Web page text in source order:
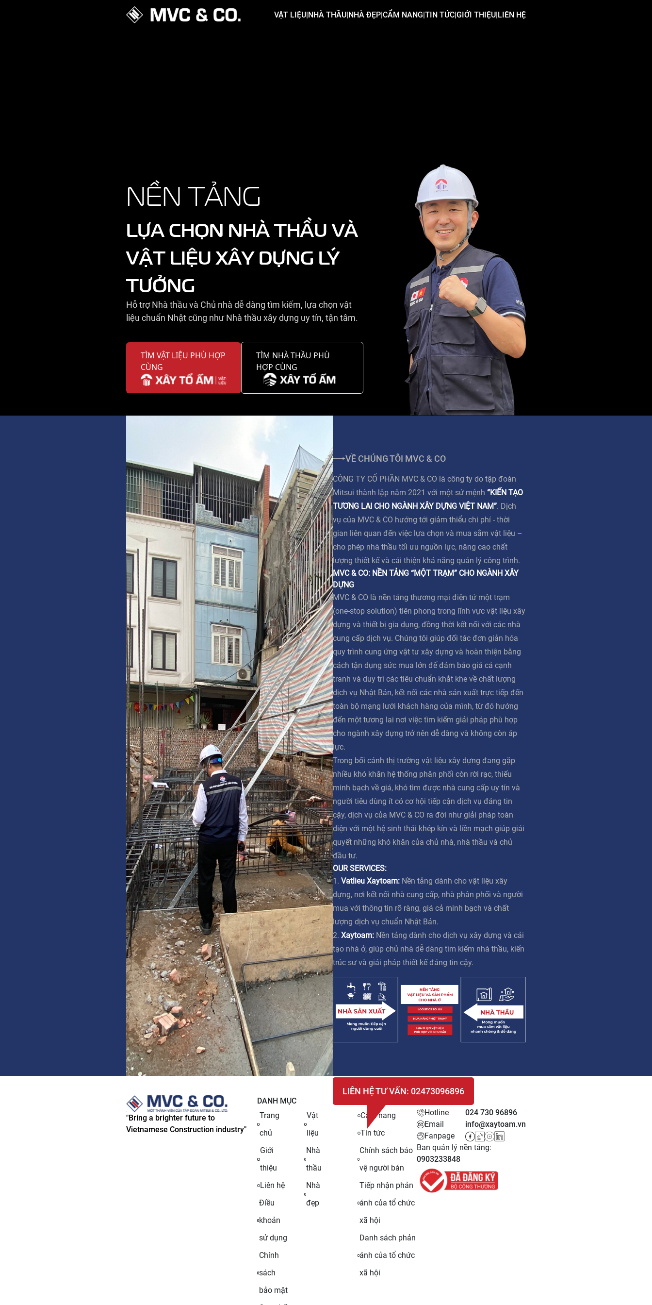
VẬT LIỆU|NHÀ THẦU|NHÀ ĐẸP|CẨM NANG|TIN TỨC|GIỚI THIỆU|LIÊN HỆ
NỀN TẢNG
LỰA CHỌN NHÀ THẦU VÀ
VẬT LIỆU XÂY DỰNG LÝ
TƯỞNG
Hỗ trợ Nhà thầu và Chủ nhà dễ dàng tìm kiếm, lựa chọn vật
liệu chuẩn Nhật cũng như Nhà thầu xây dựng uy tín, tận tâm.
TÌM VẬT LIỆU PHÙ HỢP
CÙNG
TÌM NHÀ THẦU PHÙ
HỢP CÙNG
VỀ CHÚNG TÔI MVC & CO
CÔNG TY CỔ PHẦN MVC & CO là công ty do tập đoàn
Mitsui thành lập năm 2021 với một sứ mệnh “KIẾN TẠO
TƯƠNG LAI CHO NGÀNH XÂY DỰNG VIỆT NAM”. Dịch
vụ của MVC & CO hướng tới giảm thiểu chi phí - thời
gian liên quan đến việc lựa chọn và mua sắm vật liệu –
cho phép nhà thầu tối ưu nguồn lực, nâng cao chất
lượng thiết kế và cải thiện khả năng quản lý công trình.
MVC & CO: NỀN TẢNG “MỘT TRẠM” CHO NGÀNH XÂY
DỰNG
MVC & CO là nền tảng thương mại điện tử một trạm
(one-stop solution) tiên phong trong lĩnh vực vật liệu xây
dựng và thiết bị gia dụng, đồng thời kết nối với các nhà
cung cấp dịch vụ. Chúng tôi giúp đối tác đơn giản hóa
quy trình cung ứng vật tư xây dựng và hoàn thiện bằng
cách tận dụng sức mua lớn để đảm bảo giá cả cạnh
tranh và duy trì các tiêu chuẩn khắt khe về chất lượng
dịch vụ Nhật Bản, kết nối các nhà sản xuất trực tiếp đến
toàn bộ mạng lưới khách hàng của mình, từ đó hướng
đến một tương lai nơi việc tìm kiếm giải pháp phù hợp
cho ngành xây dựng trở nên dễ dàng và không còn áp
lực.
Trong bối cảnh thị trường vật liệu xây dựng đang gặp
nhiều khó khăn hệ thống phân phối còn rời rạc, thiếu
minh bạch về giá, khó tìm được nhà cung cấp uy tín và
người tiêu dùng ít có cơ hội tiếp cận dịch vụ đáng tin
cậy, dịch vụ của MVC & CO ra đời như giải pháp toàn
diện với một hệ sinh thái khép kín và liền mạch giúp giải
quyết những khó khăn của chủ nhà, nhà thầu và chủ
đầu tư.
OUR SERVICES:
1. Vatlieu Xaytoam: Nền tảng dành cho vật liệu xây
dựng, nơi kết nối nhà cung cấp, nhà phân phối và người
mua với thông tin rõ ràng, giá cả minh bạch và chất
lượng dịch vụ chuẩn Nhật Bản.
2. Xaytoam: Nền tảng dành cho dịch vụ xây dựng và cải
tạo nhà ở, giúp chủ nhà dễ dàng tìm kiếm nhà thầu, kiến
trúc sư và giải pháp thiết kế đáng tin cậy.
LIÊN HỆ TƯ VẤN: 02473096896
"Bring a brighter future to
Vietnamese Construction industry"
DANH MỤC
Trang
chủ
Giới
thiệu
Liên hệ
Điều
khoản
sử dụng
Chính
sách
bảo mật
Vật
liệu
Nhà
thầu
Nhà
đẹp
Cẩm nang
Tin tức
Chính sách bảo
vệ người bán
Tiếp nhận phản
ánh của tổ chức
xã hội
Danh sách phản
ánh của tổ chức
xã hội
Hotline
024 730 96896
Email
info@xaytoam.vn
Fanpage
Ban quản lý nền tảng:
0903233848